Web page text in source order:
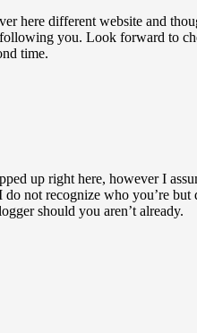
here different website and
you. Look forward to
time.
up right here, however I
do not recognize who you’re
should you aren’t already.